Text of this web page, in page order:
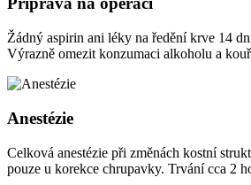
Žádný aspirin ani léky na ředění krve 14
Výrazně omezit konzumaci alkoholu a
Anestézie
Celková anestézie při změnách kostní
pouze u korekce chrupavky. Trvání cca 2